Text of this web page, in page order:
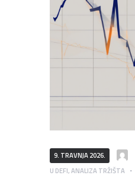
9. TRAVNJA 2026.
U DEFI,ANALIZA TRŽIŠTA